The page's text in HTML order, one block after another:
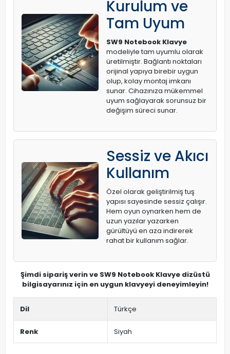
Kurulum ve
Tam Uyum
SW9 Notebook Klavye
modeliyle tam uyumlu olarak
üretilmiştir. Bağlantı noktaları
orijinal yapıya birebir uygun
olup, kolay montaj imkanı
sunar. Cihazınıza mükemmel
uyum sağlayarak sorunsuz bir
değişim süreci sunar.
Sessiz ve Akıcı
Kullanım
Özel olarak geliştirilmiş tuş
yapısı sayesinde sessiz çalışır.
Hem oyun oynarken hem de
uzun yazılar yazarken
gürültüyü en aza indirerek
rahat bir kullanım sağlar.
Şimdi sipariş verin ve SW9 Notebook Klavye dizüstü
bilgisayarınız için en uygun klavyeyi deneyimleyin!
Dil Türkçe
Renk Siyah